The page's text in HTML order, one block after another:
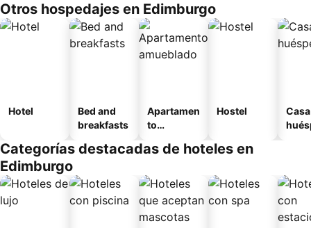
Otros hospedajes en Edimburgo
Hotel
Bed and
breakfasts
Apartamen
to
o
Hostel
Categorías destacadas de hoteles en
Edimburgo